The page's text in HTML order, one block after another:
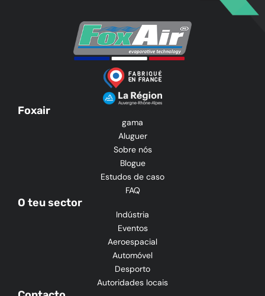
Foxair
gama
Aluguer
Sobre nós
Blogue
Estudos de caso
FAQ
O teu sector
Indústria
Eventos
Aeroespacial
Automóvel
Desporto
Autoridades locais